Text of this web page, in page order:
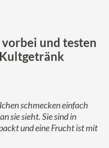
vorbei und testen
schmecken einfach
sie sieht. Sie sind in
und eine Frucht ist mit